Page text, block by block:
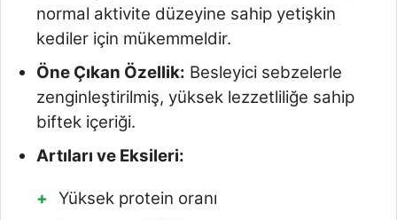
normal aktivite düzeyine sahip yetişkin
kediler için mükemmeldir.
Öne Çıkan Özellik: Besleyici sebzelerle
zenginleştirilmiş, yüksek lezzetliliğe sahip
biftek içeriği.
Artıları ve Eksileri:
Yüksek protein oranı